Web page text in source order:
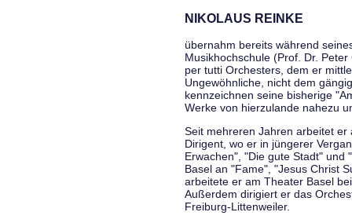
NIKOLAUS REINKE
übernahm bereits während
Musikhochschule (Prof. Dr.
per tutti Orchesters, dem er
Ungewöhnliche, nicht dem
kennzeichnen seine bisherige
Werke von hierzulande nahezu
Seit mehreren Jahren arbeitet
Dirigent, wo er in jüngerer
Erwachen", "Die gute Stadt" und
Basel an "Fame", "Jesus Christ
arbeitete er am Theater Basel
Außerdem dirigiert er das
Freiburg-Littenweiler.